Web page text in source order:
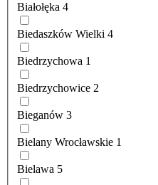
Białołęka 4
Biedaszków Wielki 4
Biedrzychowa 1
Biedrzychowice 2
Bieganów 3
Bielany Wrocławskie 1
Bielawa 5